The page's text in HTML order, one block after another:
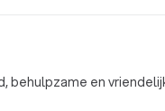
behulpzame en